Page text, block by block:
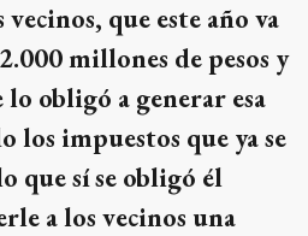
que este año va
millones de pesos y
lo obligó a generar esa
los impuestos que ya se
que sí se obligó él
a los vecinos una